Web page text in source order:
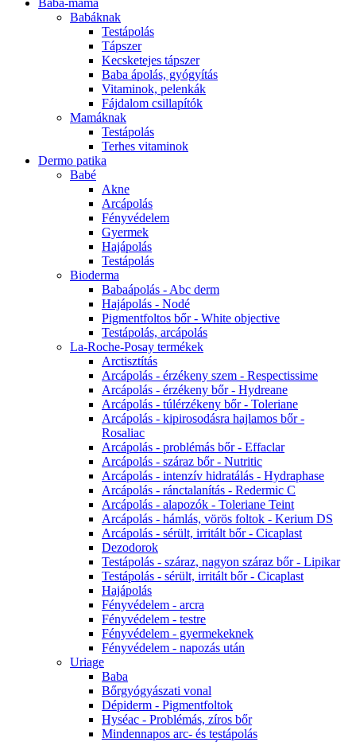
Baba-mama
Babáknak
Testápolás
Tápszer
Kecsketejes tápszer
Baba ápolás, gyógyítás
Vitaminok, pelenkák
Fájdalom csillapítók
Mamáknak
Testápolás
Terhes vitaminok
Dermo patika
Babé
Akne
Arcápolás
Fényvédelem
Gyermek
Hajápolás
Testápolás
Bioderma
Babaápolás - Abc derm
Hajápolás - Nodé
Pigmentfoltos bőr - White objective
Testápolás, arcápolás
La-Roche-Posay termékek
Arctisztítás
Arcápolás - érzékeny szem - Respectissime
Arcápolás - érzékeny bőr - Hydreane
Arcápolás - túlérzékeny bőr - Toleriane
Arcápolás - kipirosodásra hajlamos bőr -
Rosaliac
Arcápolás - problémás bőr - Effaclar
Arcápolás - száraz bőr - Nutritic
Arcápolás - intenzív hidratálás - Hydraphase
Arcápolás - ránctalanítás - Redermic C
Arcápolás - alapozók - Toleriane Teint
Arcápolás - hámlás, vörös foltok - Kerium DS
Arcápolás - sérült, irritált bőr - Cicaplast
Dezodorok
Testápolás - száraz, nagyon száraz bőr - Lipikar
Testápolás - sérült, irritált bőr - Cicaplast
Hajápolás
Fényvédelem - arcra
Fényvédelem - testre
Fényvédelem - gyermekeknek
Fényvédelem - napozás után
Uriage
Baba
Bőrgyógyászati vonal
Dépiderm - Pigmentfoltok
Hyséac - Problémás, zíros bőr
Mindennapos arc- és testápolás